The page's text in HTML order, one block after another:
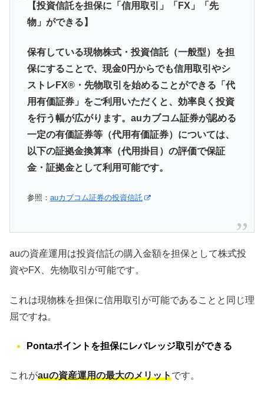
【投資信託を担保に「信用取引」「FX」「先
物」ができる】
保有している現物株式・投資信託（一般型）を担
保にすることで、現金0円からでも信用取引やシ
ストレFX®・先物取引を始めることができる「代
用有価証券」をご利用いただくと、効率良く投資
を行う幅が広がります。auカブコム証券が認める
一定の有価証券等（代用有価証券）については、
以下の証拠金換算率（代用掛目）の評価で保証
金・証拠金として利用可能です。
参照： auカブコム証券の投資信託
auの資産運用は投資信託の購入金額を担保として株式投
資やFX、先物取引が可能です。
これは現物株を担保に信用取引が可能であることと同じ理
屈ですね。
Pontaポイントを担保にレバレッジ取引ができる
これがauの資産運用の最大のメリットです。